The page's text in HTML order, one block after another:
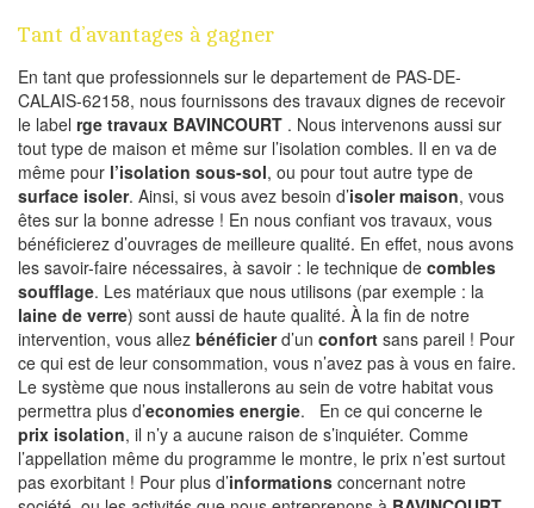
Tant d’avantages à gagner
En tant que professionnels sur le departement de PAS-DE-
CALAIS-62158, nous fournissons des travaux dignes de recevoir
le label rge travaux BAVINCOURT . Nous intervenons aussi sur
tout type de maison et même sur l’isolation combles. Il en va de
même pour l’isolation sous-sol, ou pour tout autre type de
surface isoler. Ainsi, si vous avez besoin d’isoler maison, vous
êtes sur la bonne adresse ! En nous confiant vos travaux, vous
bénéficierez d’ouvrages de meilleure qualité. En effet, nous avons
les savoir-faire nécessaires, à savoir : le technique de combles
soufflage. Les matériaux que nous utilisons (par exemple : la
laine de verre) sont aussi de haute qualité. À la fin de notre
intervention, vous allez bénéficierd’un confort sans pareil ! Pour
ce qui est de leur consommation, vous n’avez pas à vous en faire.
Le système que nous installerons au sein de votre habitat vous
permettra plus d’economies energie. En ce qui concerne le
prix isolation, il n’y a aucune raison de s’inquiéter. Comme
l’appellation même du programme le montre, le prix n’est surtout
pas exorbitant ! Pour plus d’informations concernant notre